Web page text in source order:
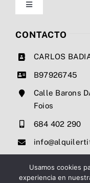
Condiciones de uso
Toggle
Navigation
Nosotros
Precios
Contacto
CONTACTO
CARLOS
B97926745
Calle Barons
Foios
684 402 290
Usamos cookies
experiencia en